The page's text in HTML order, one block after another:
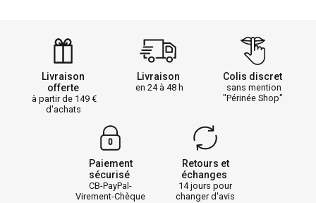
Livraison
offerte
à partir de 149
d'achats
Livraison
en 24 à 48 h
Colis discret
sans mention
"Périnée Shop"
Paiement
sécurisé
CB-PayPal-
Virement-Chèque
Retours et
échanges
14 jours pour
changer d'avis